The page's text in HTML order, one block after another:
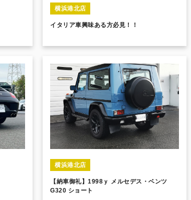
横浜港北店
イタリア車興味ある方必見！！
横浜港北店
【納車御礼】1998ｙ メルセデス・ベンツ
G320 ショート